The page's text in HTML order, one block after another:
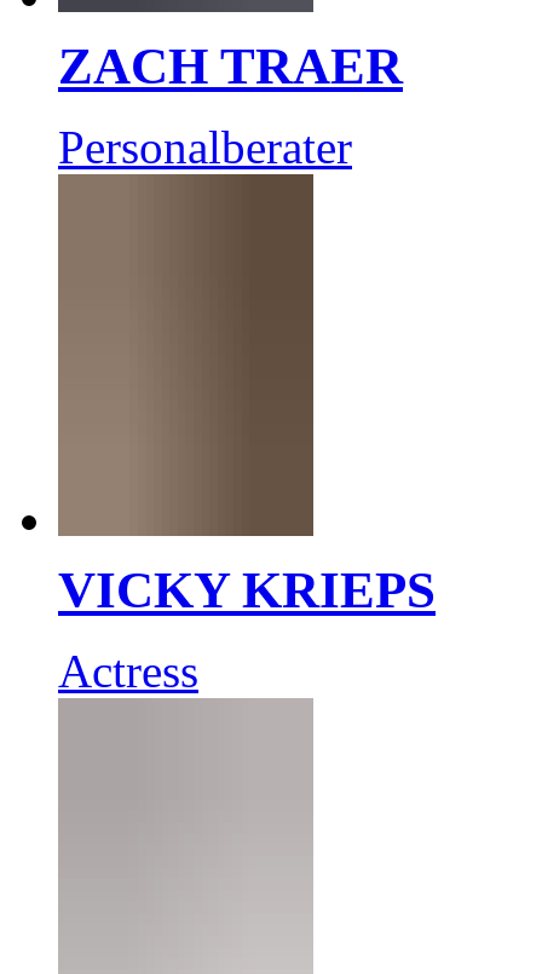
ZACH TRAER
Personalberater
VICKY KRIEPS
Actress